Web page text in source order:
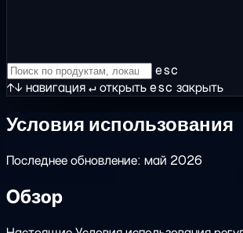
esc
↑↓ навигация↵открытьesc закрыть
Условия использования
Последнее обновление: май 2026
Обзор